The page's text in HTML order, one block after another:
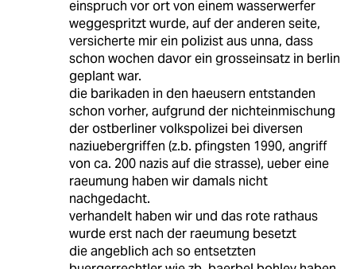
einspruch vor ort von einem wasserwerfer
weggespritzt wurde, auf der anderen seite,
versicherte mir ein polizist aus unna, dass
schon wochen davor ein grosseinsatz in berlin
geplant war.
die barikaden in den haeusern entstanden
schon vorher, aufgrund der nichteinmischung
der ostberliner volkspolizei bei diversen
naziuebergriffen (z.b. pfingsten 1990, angriff
von ca. 200 nazis auf die strasse), ueber eine
raeumung haben wir damals nicht
nachgedacht.
verhandelt haben wir und das rote rathaus
wurde erst nach der raeumung besetzt
die angeblich ach so entsetzten